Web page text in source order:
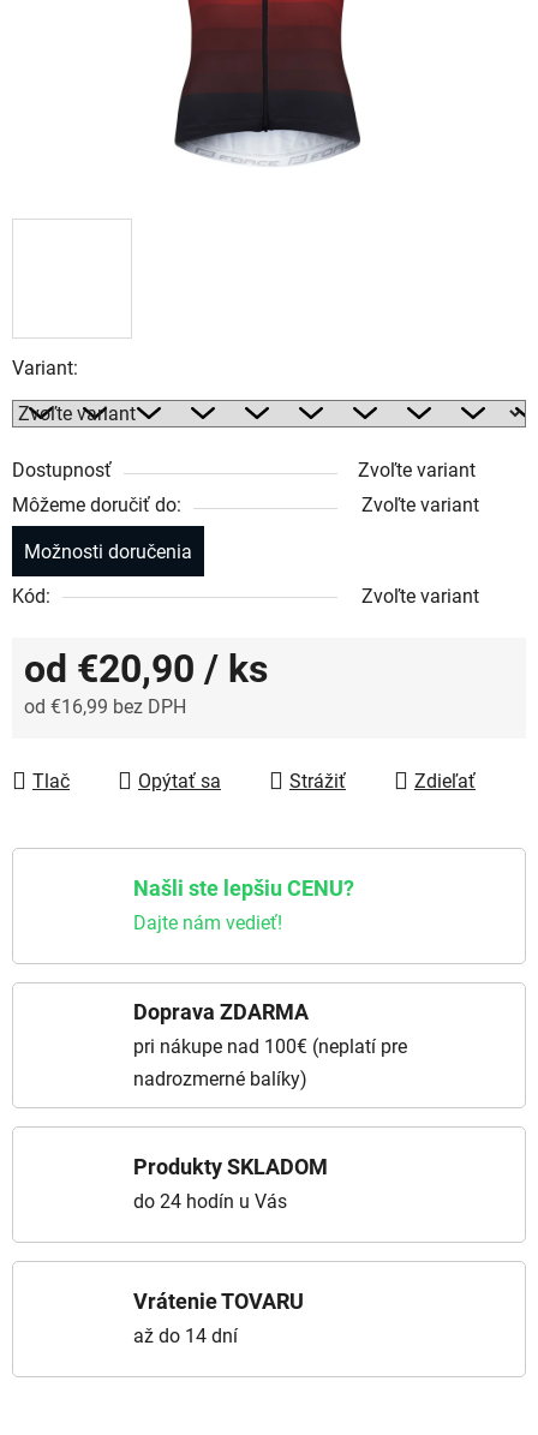
Variant:
Dostupnosť
Zvoľte variant
Môžeme doručiť do:
Zvoľte variant
Možnosti doručenia
Kód:
Zvoľte variant
od €20,90 / ks
od €16,99 bez DPH
Tlač
Opýtať sa Strážiť Zdieľať
Našli ste lepšiu CENU?
Dajte nám vedieť!
Doprava ZDARMA
pri nákupe nad 100€ (neplatí pre
nadrozmerné balíky)
Produkty SKLADOM
do 24 hodín u Vás
Vrátenie TOVARU
až do 14 dní